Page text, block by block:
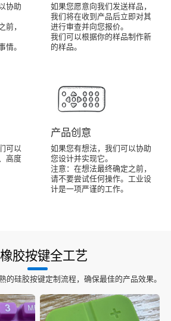
协助
，
。
如果您愿意向我们发送样品，
我们将在收到产品后立即对其
进行审查并向您报价。
我们可以根据你的样品制作新
的样品。
可以
高度
产品创意
如果您有想法，我们可以协助
您设计并实现它。
注意：在想法最终确定之前，
请不要尝试任何操作。工业设
计是一项严谨的工作。
胶按键全工艺
的硅胶按键定制流程，确保最佳的产品效果。